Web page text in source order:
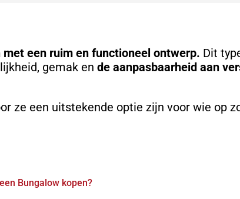
met een ruim en functioneel ontwerp. Dit
gemak en de aanpasbaarheid aan
ze een uitstekende optie zijn voor wie op
Bungalow kopen?